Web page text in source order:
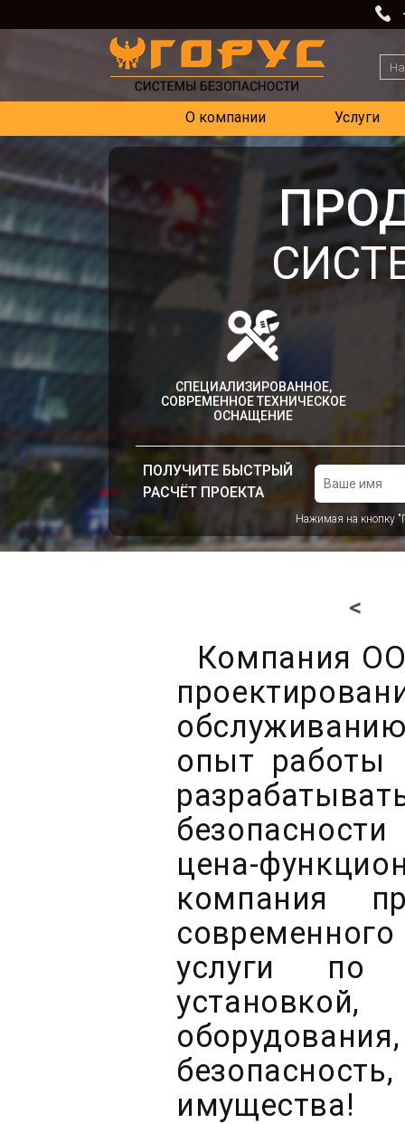
О компании Услуги
СПЕЦИАЛИЗИРОВАННОЕ,
СОВРЕМЕННОЕ ТЕХНИЧЕСКОЕ
ОСНАЩЕНИЕ
ПОЛУЧИТЕ БЫСТРЫЙ
РАСЧЁТ ПРОЕКТА
Нажимая на кнопку
Компания
опыт работы
цена-
компания
услуги по
имущества!